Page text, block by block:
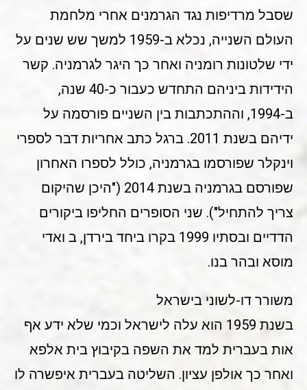
שסבל מרדיפות נגד הגרמנים אחרי מלחמת
העולם השנייה, נכלא ב-1959 למשך שש שנים על
ידי שלטונות רומניה ואחר כך היגר לגרמניה. קשר
הידידות ביניהם התחדש כעבור כ-40 שנה,
ב-1994, וההתכתבות בין השניים פורסמה על
ידיהם בשנת 2011. ברגל כתב אחריות דבר לספרי
וינקלר שפורסמו בגרמניה, כולל לספרו האחרון
שפורסם בגרמניה בשנת 2014 ("היכן שהיקום
צריך להתחיל"). שני הסופרים החליפו ביקורים
הדדיים ובסתיו 1999 בקרו ביחד בירדן, ב ואדי
מוסא ובהר בנו.
משורר דו-לשוני בישראל
בשנת 1959 הוא עלה לישראל וכמי שלא ידע אף
אות בעברית למד את השפה בקיבוץ בית אלפא
ואחר כך אולפן עציון. השליטה בעברית איפשרה לו